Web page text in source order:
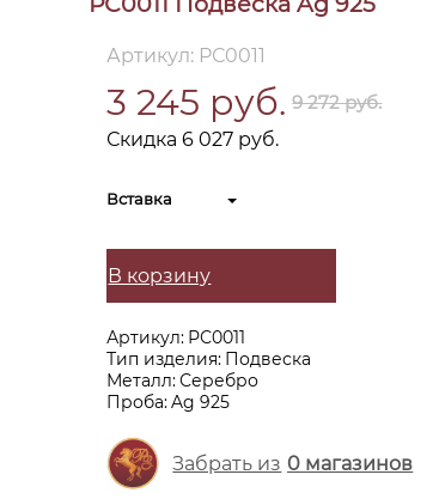
Артикул: РС0011
3 245 руб. 9 272 руб.
Скидка 6 027 руб.
Вставка
В корзину
Артикул: РС0011
Тип изделия: Подвеска
Металл:Серебро
Проба:Ag 925
Забрать из 0 магазинов